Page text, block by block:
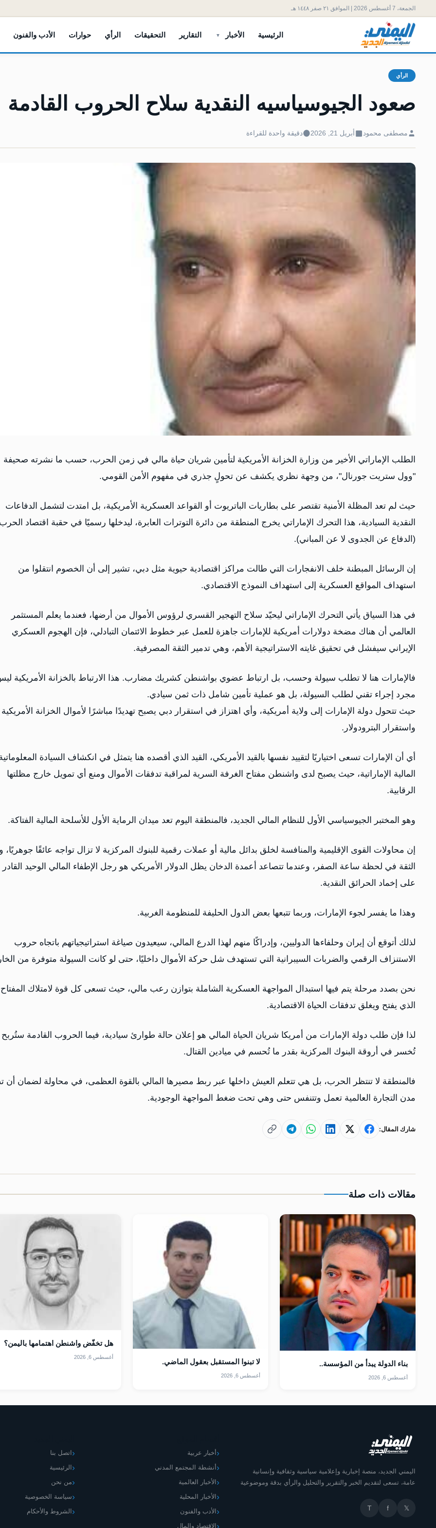
الجمعة، 7 أغسطس 2026 | الموافق ٢١ صفر ١٤٤٨ هـ
الرئيسية الأخبار التقارير التحقيقات الرأي حوارات الأدب والفنون
الرأي
صعود الجيوسياسيه النقدية سلاح الحروب القادمة
مصطفى محمود أبريل 21, 2026 دقيقة واحدة للقراءة
الطلب الإماراتي الأخير من وزارة الخزانة الأمريكية لتأمين شريان حياة مالي في زمن الحرب، حسب ما نشرته صحيفة
"وول ستريت جورنال"، من وجهة نظري يكشف عن تحولٍ جذري في مفهوم الأمن القومي.
حيث لم تعد المظلة الأمنية تقتصر على بطاريات الباتريوت أو القواعد العسكرية الأمريكية، بل امتدت لتشمل الدفاعات
النقدية السيادية، هذا التحرك الإماراتي يخرج المنطقة من دائرة التوترات العابرة، ليدخلها رسميًا في حقبة اقتصاد
(الدفاع عن الجدوى لا عن المباني).
إن الرسائل المبطنة خلف الانفجارات التي طالت مراكز اقتصادية حيوية مثل دبي، تشير إلى أن الخصوم انتقلوا من
استهداف المواقع العسكرية إلى استهداف النموذج الاقتصادي.
في هذا السياق يأتي التحرك الإماراتي ليحيّد سلاح التهجير القسري لرؤوس الأموال من أرضها، فعندما يعلم المستثمر
العالمي أن هناك مضخة دولارات أمريكية للإمارات جاهزة للعمل عبر خطوط الائتمان التبادلي، فإن الهجوم العسكري
الإيراني سيفشل في تحقيق غايته الاستراتيجية الأهم، وهي تدمير الثقة المصرفية.
فالإمارات هنا لا تطلب سيولة وحسب، بل ارتباط عضوي بواشنطن كشريك مضارب. هذا الارتباط بالخزانة الأمريكية
مجرد إجراء تقني لطلب السيولة، بل هو عملية تأمين شامل ذات ثمن سيادي.
حيث تتحول دولة الإمارات إلى ولاية أمريكية، وأي اهتزاز في استقرار دبي يصبح تهديدًا مباشرًا لأموال الخزانة الأمريكية
واستقرار البترودولار.
أي أن الإمارات تسعى اختياريًا لتقييد نفسها بالقيد الأمريكي، القيد الذي أقصده هنا يتمثل في انكشاف السيادة
المالية الإماراتية، حيث يصبح لدى واشنطن مفتاح الغرفة السرية لمراقبة تدفقات الأموال ومنع أي تمويل خارج مظلتها
الرقابية.
وهو المختبر الجيوسياسي الأول للنظام المالي الجديد، فالمنطقة اليوم تعد ميدان الرماية الأول للأسلحة المالية الفتاكة.
إن محاولات القوى الإقليمية والمنافسة لخلق بدائل مالية أو عملات رقمية للبنوك المركزية لا تزال تواجه عائقًا جوهريًا،
الثقة في لحظة ساعة الصفر، وعندما تتصاعد أعمدة الدخان يظل الدولار الأمريكي هو رجل الإطفاء المالي الوحيد القادر
على إخماد الحرائق النقدية.
وهذا ما يفسر لجوء الإمارات، وربما تتبعها بعض الدول الحليفة للمنظومة الغربية.
لذلك أتوقع أن إيران وحلفاءها الدوليين، وإدراكًا منهم لهذا الدرع المالي، سيعيدون صياغة استراتيجياتهم باتجاه حروب
الاستنزاف الرقمي والضربات السيبرانية التي تستهدف شل حركة الأموال داخليًا، حتى لو كانت السيولة متوفرة من
نحن بصدد مرحلة يتم فيها استبدال المواجهة العسكرية الشاملة بتوازن رعب مالي، حيث تسعى كل قوة لامتلاك المفتاح
الذي يفتح ويغلق تدفقات الحياة الاقتصادية.
لذا فإن طلب دولة الإمارات من أمريكا شريان الحياة المالي هو إعلان حالة طوارئ سيادية، فيما الحروب القادمة ستُربح
تُخسر في أروقة البنوك المركزية بقدر ما تُحسم في ميادين القتال.
فالمنطقة لا تنتظر الحرب، بل هي تتعلم العيش داخلها عبر ربط مصيرها المالي بالقوة العظمى، في محاولة لضمان أن
مدن التجارة العالمية تعمل وتتنفس حتى وهي تحت ضغط المواجهة الوجودية.
شارك المقال:
مقالات ذات صلة
بناء الدولة يبدأ من المؤسسة..
أغسطس 6, 2026
لا تبنوا المستقبل بعقول الماضي.
أغسطس 6, 2026
هل تخفّض واشنطن اهتمامها باليمن؟
أغسطس 6, 2026
اليمني الجديد، منصة إخبارية وإعلامية سياسية وثقافية وإنسانية
عامة، تسعى لتقديم الخبر والتقرير والتحليل والرأي بدقة وموضوعية
𝕏
f
T
أخبار عربية
أنشطة المجتمع المدني
الأخبار العالمية
الأخبار المحلية
الأدب والفنون
الاقتصاد والمال
اتصل بنا
الرئيسية
من نحن
سياسة الخصوصية
الشروط والأحكام